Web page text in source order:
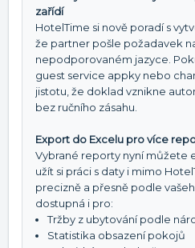
zařídí
HotelTime si nově poradí s
že partner pošle požadavek
nepodporovaném jazyce.
guest service appky nebo
jistotu, že doklad vznikne
bez ručního zásahu.
Export do Excelu pro více
Vybrané reporty nyní můžete
užít si práci s daty i mimo
precizně a přesně podle
dostupná i pro:
Tržby z ubytování podle
Statistika obsazení pokojů